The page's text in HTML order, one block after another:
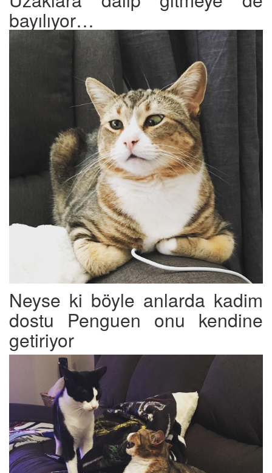
bayılıyor…
Neyse ki böyle anlarda kadim
dostu Penguen onu kendine
getiriyor